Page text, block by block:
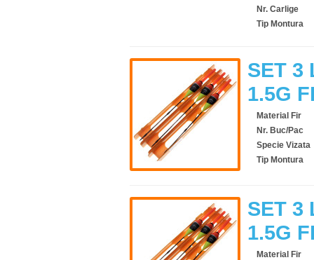
Nr. Carlige
Tip Montura
SET 3
1.5G
Material Fir
Nr. Buc/Pac
Specie Vizata
Tip Montura
SET 3
1.5G
Material Fir